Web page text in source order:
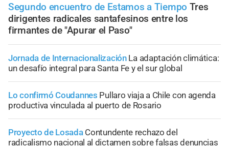
Segundo encuentro de Estamos a Tiempo Tres
dirigentes radicales santafesinos entre los
firmantes de "Apurar el Paso"
Jornada de Internacionalización La adaptación climática:
un desafío integral para Santa Fe y el sur global
Lo confirmó Coudannes Pullaro viaja a Chile con agenda
productiva vinculada al puerto de Rosario
Proyecto de Losada Contundente rechazo del
radicalismo nacional al dictamen sobre falsas denuncias